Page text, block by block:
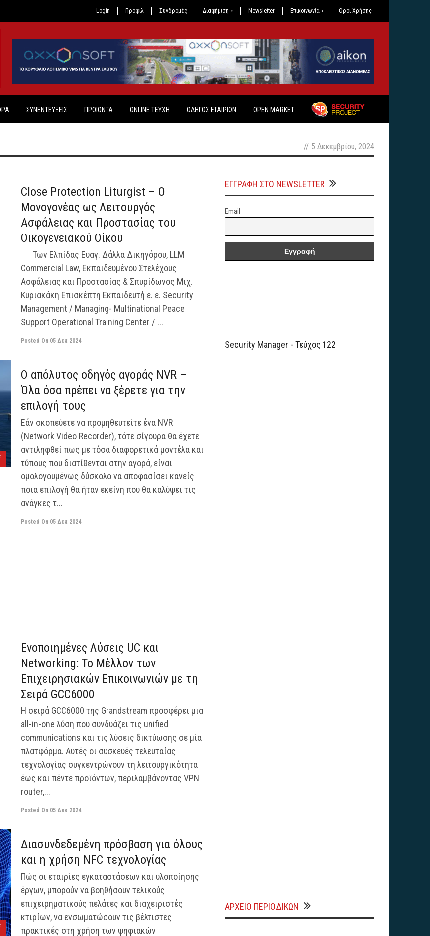
Login Προφίλ Συνδρομές Διαφήμιση » Newsletter Επικοινωνία » Όροι Χρήσης
ΣΥΝΕΝΤΕΥΞΕΙΣ ΠΡΟΙΟΝΤΑ ONLINE TEYXH ΟΔΗΓΟΣ ΕΤΑΙΡΙΩΝ OPEN MARKET
// 5 Δεκεμβρίου, 2024
Close Protection Liturgist – Ο
Μονογονέας ως Λειτουργός
Ασφάλειας και Προστασίας του
Οικογενειακού Οίκου
Των Ελπίδας Ευαγ. Δάλλα Δικηγόρου, LLM
Commercial Law, Εκπαιδευμένου Στελέχους
Ασφάλειας και Προστασίας & Σπυρίδωνος Μιχ.
Κυριακάκη Επισκέπτη Εκπαιδευτή ε. ε. Security
Management / Managing- Multinational Peace
Support Operational Training Center / ...
Posted On 05 Δεκ 2024
Ο απόλυτος οδηγός αγοράς NVR –
Όλα όσα πρέπει να ξέρετε για την
επιλογή τους
Εάν σκοπεύετε να προμηθευτείτε ένα NVR
(Network Video Recorder), τότε σίγουρα θα έχετε
αντιληφθεί πως με τόσα διαφορετικά μοντέλα και
τύπους που διατίθενται στην αγορά, είναι
ομολογουμένως δύσκολο να αποφασίσει κανείς
ποια επιλογή θα ήταν εκείνη που θα καλύψει τις
ανάγκες τ...
Posted On 05 Δεκ 2024
Ενοποιημένες Λύσεις UC και
Networking: Το Μέλλον των
Επιχειρησιακών Επικοινωνιών με τη
Σειρά GCC6000
Η σειρά GCC6000 της Grandstream προσφέρει μια
all-in-one λύση που συνδυάζει τις unified
communications και τις λύσεις δικτύωσης σε μία
πλατφόρμα. Αυτές οι συσκευές τελευταίας
τεχνολογίας συγκεντρώνουν τη λειτουργικότητα
έως και πέντε προϊόντων, περιλαμβάνοντας VPN
router,...
Posted On 05 Δεκ 2024
Διασυνδεδεμένη πρόσβαση για όλους
και η χρήση NFC τεχνολογίας
Πώς οι εταιρίες εγκαταστάσεων και υλοποίησης
έργων, μπορούν να βοηθήσουν τελικούς
επιχειρηματικούς πελάτες και διαχειριστές
κτιρίων, να ενσωματώσουν τις βέλτιστες
πρακτικές στη χρήση των ψηφιακών
ΕΓΓΡΑΦΗ ΣΤΟ NEWSLETTER
Email
Security Manager - Τεύχος 122
ΑΡΧΕΊΟ ΠΕΡΙΟΔΙΚΏΝ